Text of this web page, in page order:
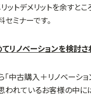
リットデメリットを余すと
セミナーです。
てリノベーションを検討さ
「中古購入＋リノベーショ
われているお客様の中に